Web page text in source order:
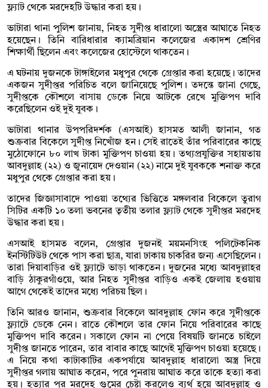
ফ্ল্যাট থেকে মরদেহটি উদ্ধার করা হয়।
ভাটারা থানা পুলিশ জানায়, নিহত সুদীপ্ত ধারালো অস্ত্রের আঘাতে নিহত
হয়েছেন। তিনি বারিধারার ক্যামব্রিয়ান কলেজের একাদশ শ্রেণির
শিক্ষার্থী ছিলেন এবং কলেজের হোস্টেলে থাকতেন।
এ ঘটনায় দুজনকে টাঙ্গাইলের মধুপুর থেকে গ্রেপ্তার করা হয়েছে। তাদের
একজন সুদীপ্তর পরিচিত বলে জানিয়েছে পুলিশ। তদন্তে জানা গেছে,
সুদীপ্তকে কৌশলে বাসায় ডেকে নিয়ে আটকে রেখে মুক্তিপণ দাবি
করেছিলেন ওই দুই যুবক।
ভাটারা থানার উপপরিদর্শক (এসআই) হাসমত আলী জানান, গত
শুক্রবার বিকেলে সুদীপ্ত নিখোঁজ হন। সেই রাতেই তাঁর পরিবারের কাছে
মুঠোফোনে ৮০ লাখ টাকা মুক্তিপণ চাওয়া হয়। তথ্যপ্রযুক্তির সহায়তায়
আবদুল্লাহ (২২) ও জুনায়েদ দেওয়ান (২২) নামে দুই যুবককে শনাক্ত করে
মধুপুর থেকে গ্রেপ্তার করা হয়।
তাদের জিজ্ঞাসাবাদে পাওয়া তথ্যের ভিত্তিতে মঙ্গলবার বিকেলে তুরাগ
সিটির একটি ১০ তলা ভবনের তৃতীয় তলার ফ্ল্যাট থেকে সুদীপ্তর মরদেহ
উদ্ধার করা হয়।
এসআই হাসমত বলেন, গ্রেপ্তার দুজনই ময়মনসিংহ পলিটেকনিক
ইনস্টিটিউট থেকে পাস করা ছাত্র, যারা ঢাকায় চাকরির জন্য এসেছিলেন।
তারা দিয়াবাড়ির ওই ফ্ল্যাটে ভাড়া থাকতেন। দুজনের মধ্যে আবদুল্লাহর
বাড়ি ঠাকুরগাঁওয়ে, আর নিহত সুদীপ্তর বাড়িও একই জেলায় হওয়ায়
আগে থেকেই তাদের মধ্যে পরিচয় ছিল।
তিনি আরও জানান, শুক্রবার বিকেলে আবদুল্লাহ ফোন করে সুদীপ্তকে
ফ্ল্যাটে ডেকে নেন। রাতে কৌশলে তার ফোন নিয়ে পরিবারের কাছে
মুক্তিপণ দাবি করেন। সকালে ফোন না পেয়ে বিষয়টি জানতে চাইলে
সুদীপ্ত জানতে পারেন, তার বাবার কাছে আগেই মুক্তিপণ চাওয়া হয়েছে।
এ নিয়ে কথা কাটাকাটির একপর্যায়ে আবদুল্লাহ ধারালো অস্ত্র দিয়ে
সুদীপ্তর গলায় আঘাত করেন, পরে পুনরায় আঘাত করে তাকে হত্যা করা
হয়। হত্যার পর মরদেহ গুমের চেষ্টা করলেও ব্যর্থ হয়ে আবদুল্লাহ ও